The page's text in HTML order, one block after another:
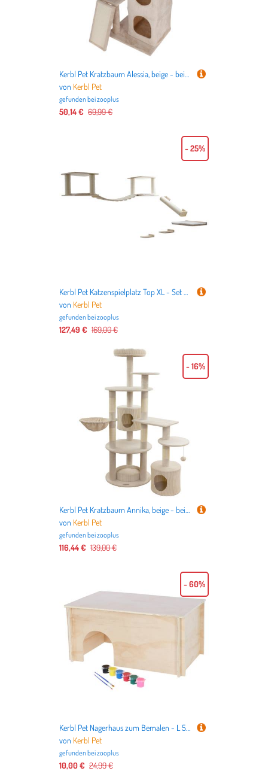
Kerbl Pet Kratzbaum Alessia, beige - beige
von Kerbl Pet
gefunden beizooplus
50,14 € 69,99 €
Kerbl Pet Katzenspielplatz Top XL - Set aus 7 Teilen
von Kerbl Pet
gefunden beizooplus
127,49 € 169,00 €
- 25%
Kerbl Pet Kratzbaum Annika, beige - beige
von Kerbl Pet
gefunden beizooplus
116,44 € 139,00 €
- 16%
Kerbl Pet Nagerhaus zum Bemalen - L 50 x B 29 x H 24 cm, inkl. 6 Farben und Pinsel
von Kerbl Pet
gefunden beizooplus
10,00 € 24,99 €
- 60%